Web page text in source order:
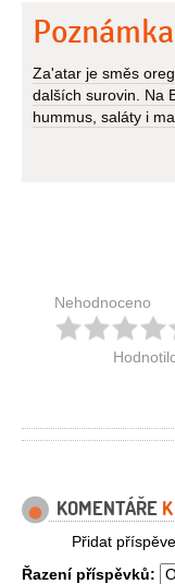
Poznámka
Za'atar je směs
dalších surovin. Na
hummus, saláty i
Nehodnoceno
KOMENTÁŘE
Přidat
Řazení příspěvků: